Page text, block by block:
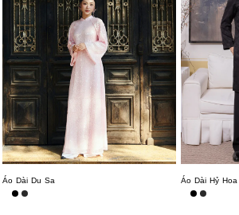
Áo Dài Du Sa Áo Dài Hỷ Hoa